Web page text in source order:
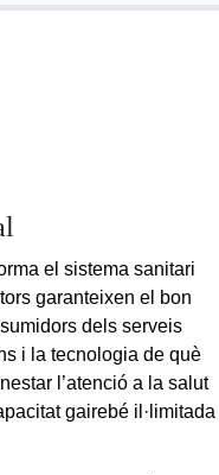
el sistema sanitari
garanteixen el bon
dels serveis
i la tecnologia de què
l’atenció a la salut
gairebé il·limitada